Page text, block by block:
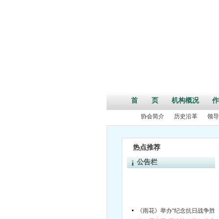
首 页 机构概况
协会简介 历史沿革 领
热点推荐
公告栏